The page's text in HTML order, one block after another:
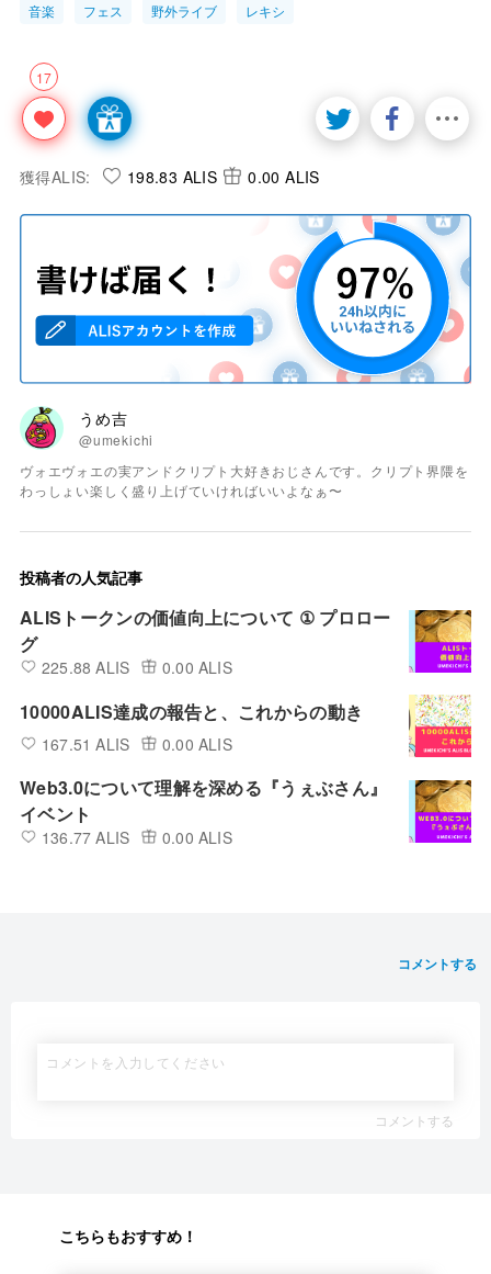
音楽 フェス 野外ライブ レキシ
17
獲得ALIS: 198.83 ALIS 0.00 ALIS
うめ吉
@umekichi
ヴォエヴォエの実アンドクリプト大好きおじさんです。クリプト界隈を
わっしょい楽しく盛り上げていければいいよなぁ〜
投稿者の人気記事
ALISトークンの価値向上について ① プロロー
グ
225.88 ALIS 0.00 ALIS
10000ALIS達成の報告と、これからの動き
167.51 ALIS 0.00 ALIS
Web3.0について理解を深める『うぇぶさん』
イベント
136.77 ALIS 0.00 ALIS
コメントする
コメントする
こちらもおすすめ！